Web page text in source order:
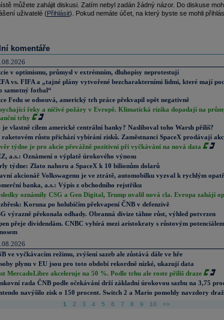
můžete zahájit diskusi. Zatím nebyl zadán žádný názor. Do diskuse
uživatelé (Přihlásit). Pokud nemáte účet, na který byste se mohli
komentáře
v optimismu, průmysl v extrémním, dluhopisy neprotestují
vs. FIFA a „tajné plány vytvořené bezcharakterními lidmi, které mají
samotný fotbal“
Fedu se odsouvá, americký trh práce překvapil opět negativně
řeky a ničivé požáry v Evropě. Klimatická rizika dopadají na
trhy
je vlastně cílem americké centrální banky? Nasliboval toho Warsh příliš?
raketovém růstu přichází vybírání zisků. Zaměstnanci SpaceX prodávají
týdne je pro akcie převážně pozitivní při vyčkávání na nová data
a.s.: Oznámení o výplatě úrokového výnosu
týdne: Zlato nahoru a SpaceX k 10 bilionům dolarů
akcionář Volkswagenu je ve ztrátě, automobilku vyzval k rychlým
banka, a.s.: Výpis z obchodního rejstříku
oznámily CSG a Gen Digital, Trump uvalil nová cla. Evropa zahájí
Koruna po holubičím překvapení ČNB v defenzivě
výrazně překonala odhady. Obranná divize táhne růst, výhled potvrzen
přeje dividendám. CNBC vybírá mezi aristokraty s růstovým
ve vyčkávacím režimu, zvýšení sazeb ale zůstává dále ve hře
plynu v EU jsou pro toto období rekordně nízké, ukazují data
MercadoLibre akceleruje na 50 %. Podle trhu ale roste příliš draze
rada ČNB podle očekávání drží základní úrokovou sazbu na 3,75
navýšilo zisk o 150 procent. Switch 2 a Mario pomohly navzdory
1 2 3 4 5 6 7 8 9 10 >>